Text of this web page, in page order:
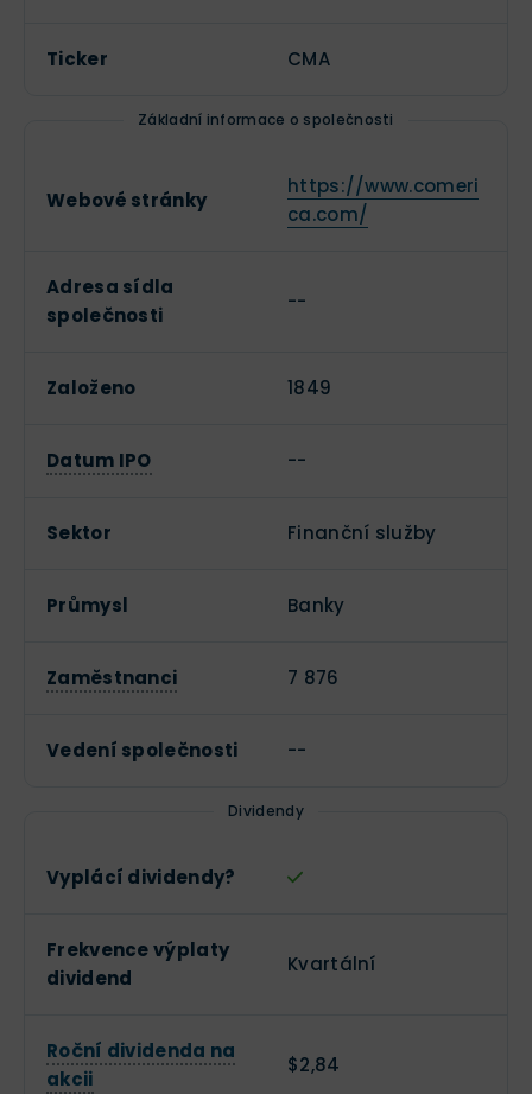
Ticker CMA
Základní informace o společnosti
Webové stránky
https://www.comeri
ca.com/
Adresa sídla
společnosti
--
Založeno 1849
Datum IPO --
Sektor Finanční služby
Průmysl Banky
Zaměstnanci 7 876
Vedení společnosti --
Dividendy
Vyplácí dividendy?
Frekvence výplaty
dividend
Kvartální
Roční dividenda na
akcii
$2,84